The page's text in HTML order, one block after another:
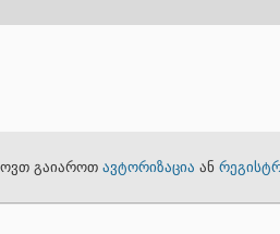
გაიაროთ ავტორიზაცია ან